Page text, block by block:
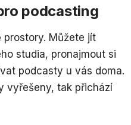
podcasting
prostory. Můžete jít
studia, pronajmout si
podcasty u vás doma.
vyřešeny, tak přichází